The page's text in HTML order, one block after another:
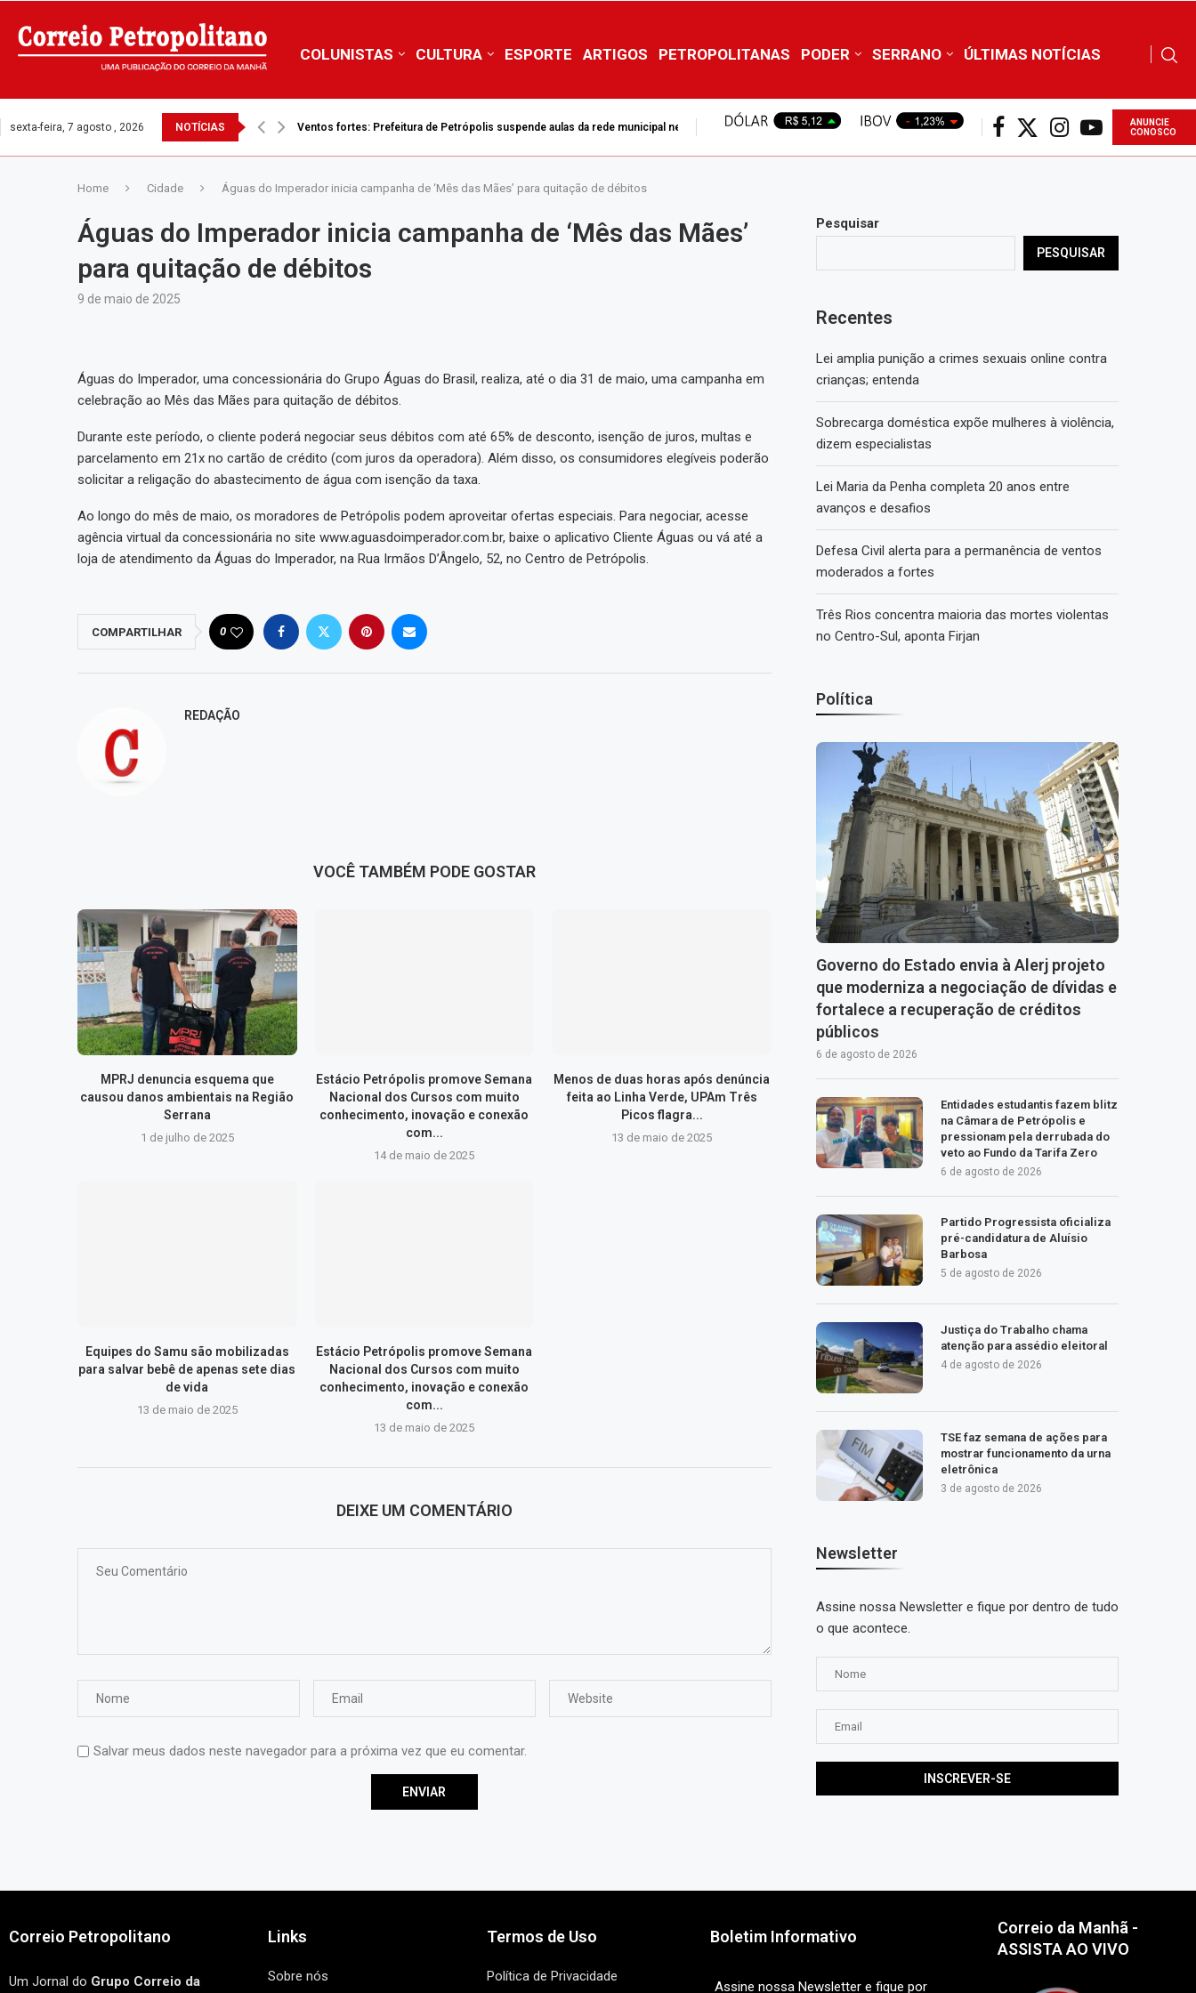
COLUNISTAS CULTURA ESPORTE ARTIGOS PETROPOLITANAS PODER SERRANO ÚLTIMAS NOTÍCIAS
sexta-feira, 7 agosto , 2026 NOTÍCIAS Ventos fortes: Prefeitura de Petrópolis suspende aulas da rede municipal nesta...
ANUNCIE
CONOSCO
Home Cidade Águas do Imperador inicia campanha de ‘Mês das Mães’ para quitação de débitos
Águas do Imperador inicia campanha de ‘Mês das Mães’
para quitação de débitos
9 de maio de 2025
Águas do Imperador, uma concessionária do Grupo Águas do Brasil, realiza, até o dia 31 de maio, uma campanha em
celebração ao Mês das Mães para quitação de débitos.
Durante este período, o cliente poderá negociar seus débitos com até 65% de desconto, isenção de juros, multas e
parcelamento em 21x no cartão de crédito (com juros da operadora). Além disso, os consumidores elegíveis poderão
solicitar a religação do abastecimento de água com isenção da taxa.
Ao longo do mês de maio, os moradores de Petrópolis podem aproveitar ofertas especiais. Para negociar, acesse
agência virtual da concessionária no site www.aguasdoimperador.com.br, baixe o aplicativo Cliente Águas ou vá até a
loja de atendimento da Águas do Imperador, na Rua Irmãos D’Ângelo, 52, no Centro de Petrópolis.
COMPARTILHAR 0
REDAÇÃO
VOCÊ TAMBÉM PODE GOSTAR
MPRJ denuncia esquema que
causou danos ambientais na Região
Serrana
1 de julho de 2025
Estácio Petrópolis promove Semana
Nacional dos Cursos com muito
conhecimento, inovação e conexão
com...
14 de maio de 2025
Menos de duas horas após denúncia
feita ao Linha Verde, UPAm Três
Picos flagra...
13 de maio de 2025
Equipes do Samu são mobilizadas
para salvar bebê de apenas sete dias
de vida
13 de maio de 2025
Estácio Petrópolis promove Semana
Nacional dos Cursos com muito
conhecimento, inovação e conexão
com...
13 de maio de 2025
DEIXE UM COMENTÁRIO
Salvar meus dados neste navegador para a próxima vez que eu comentar.
Pesquisar
PESQUISAR
Recentes
Lei amplia punição a crimes sexuais online contra
crianças; entenda
Sobrecarga doméstica expõe mulheres à violência,
dizem especialistas
Lei Maria da Penha completa 20 anos entre
avanços e desafios
Defesa Civil alerta para a permanência de ventos
moderados a fortes
Três Rios concentra maioria das mortes violentas
no Centro-Sul, aponta Firjan
Política
Governo do Estado envia à Alerj projeto
que moderniza a negociação de dívidas e
fortalece a recuperação de créditos
públicos
6 de agosto de 2026
Entidades estudantis fazem blitz
na Câmara de Petrópolis e
pressionam pela derrubada do
veto ao Fundo da Tarifa Zero
6 de agosto de 2026
Partido Progressista oficializa
pré-candidatura de Aluísio
Barbosa
5 de agosto de 2026
Justiça do Trabalho chama
atenção para assédio eleitoral
4 de agosto de 2026
TSE faz semana de ações para
mostrar funcionamento da urna
eletrônica
3 de agosto de 2026
Newsletter
Assine nossa Newsletter e fique por dentro de tudo
o que acontece.
Correio Petropolitano
Um Jornal do Grupo Correio da
Links
Sobre nós
Termos de Uso
Política de Privacidade
Boletim Informativo
Assine nossa Newsletter e fique por
Correio da Manhã -
ASSISTA AO VIVO